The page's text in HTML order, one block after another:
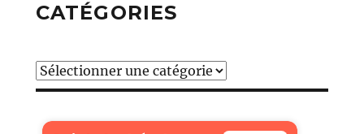
CATÉGORIES
Catégories